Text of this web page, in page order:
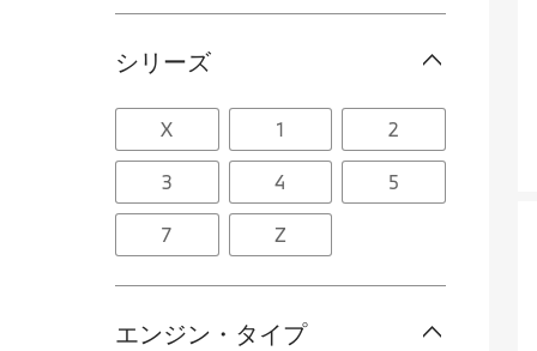
シリーズ
X 1 2
3 4 5
7 Z
エンジン・タイプ